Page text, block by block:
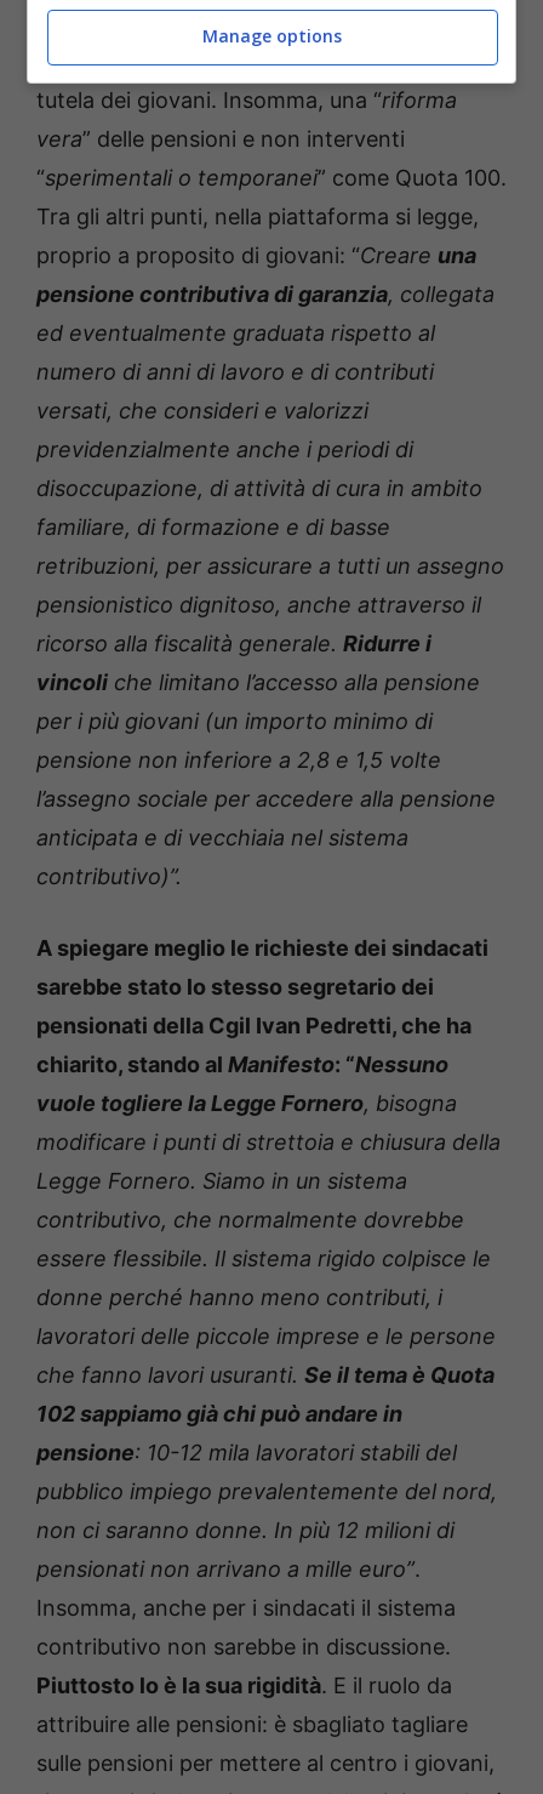
al governo sette mesi fa per chiedere una
maggiore flessibilità in uscita e una maggiore
tutela dei giovani. Insomma, una “riforma
vera” delle pensioni e non interventi
“sperimentali o temporanei” come Quota 100.
Tra gli altri punti, nella piattaforma si legge,
proprio a proposito di giovani: “Creare una
pensione contributiva di garanzia, collegata
ed eventualmente graduata rispetto al
numero di anni di lavoro e di contributi
versati, che consideri e valorizzi
previdenzialmente anche i periodi di
disoccupazione, di attività di cura in ambito
familiare, di formazione e di basse
retribuzioni, per assicurare a tutti un assegno
pensionistico dignitoso, anche attraverso il
ricorso alla fiscalità generale. Ridurre i
vincoli che limitano l’accesso alla pensione
per i più giovani (un importo minimo di
pensione non inferiore a 2,8 e 1,5 volte
l’assegno sociale per accedere alla pensione
anticipata e di vecchiaia nel sistema
contributivo)”.
A spiegare meglio le richieste dei sindacati
sarebbe stato lo stesso segretario dei
pensionati della Cgil Ivan Pedretti, che ha
chiarito, stando al Manifesto: “Nessuno
vuole togliere la Legge Fornero, bisogna
modificare i punti di strettoia e chiusura della
Legge Fornero. Siamo in un sistema
contributivo, che normalmente dovrebbe
essere flessibile. Il sistema rigido colpisce le
donne perché hanno meno contributi, i
lavoratori delle piccole imprese e le persone
che fanno lavori usuranti. Se il tema è Quota
102 sappiamo già chi può andare in
pensione: 10-12 mila lavoratori stabili del
pubblico impiego prevalentemente del nord,
non ci saranno donne. In più 12 milioni di
pensionati non arrivano a mille euro”.
Insomma, anche per i sindacati il sistema
contributivo non sarebbe in discussione.
Piuttosto lo è la sua rigidità. E il ruolo da
attribuire alle pensioni: è sbagliato tagliare
sulle pensioni per mettere al centro i giovani,
Manage options